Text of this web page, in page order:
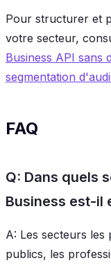
Pour structurer et
votre secteur,
Business API sans
segmentation
FAQ
Q: Dans quels
Business est-il
A: Les secteurs les
publics, les